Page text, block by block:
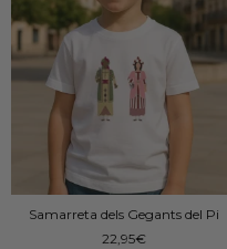
Samarreta dels Gegants del Pi
22,95€